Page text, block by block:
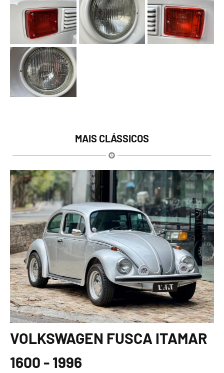
MAIS CLÁSSICOS
VOLKSWAGEN FUSCA ITAMAR
1600 - 1996